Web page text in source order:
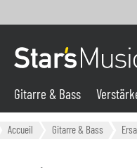
Gitarre & Bass
Gitarre & Bass
Accueil Gitarre & Bass